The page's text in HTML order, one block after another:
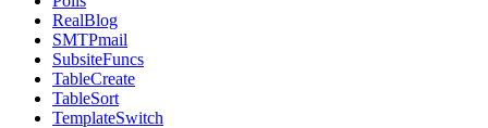
RealBlog
SMTPmail
SubsiteFuncs
TableCreate
TableSort
TemplateSwitch